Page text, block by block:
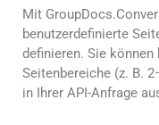
Mit
benutzerdefinierte
definieren. Sie
Seitenbereiche (z. B.
in Ihrer API-Anfrage